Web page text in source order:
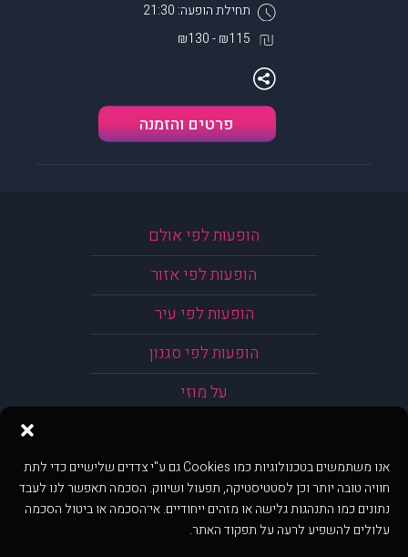
אנו משתמשים בטכנולוגיות כמו Cookies גם ע"י צדדים שלישיים כדי לתת
חוויה טובה יותר וכן לסטטיסטיקה, תפעול ושיווק. הסכמה תאפשר לנו לעבד
נתונים כמו התנהגות גלישה או מזהים ייחודיים. אי־הסכמה או ביטול הסכמה
עלולים להשפיע לרעה על תפקוד האתר.
תחילת הופעה: 21:30
₪115 - ₪130
פרטים והזמנה
הופעות לפי אולם
הופעות לפי אזור
הופעות לפי עיר
הופעות לפי סגנון
על מוזי